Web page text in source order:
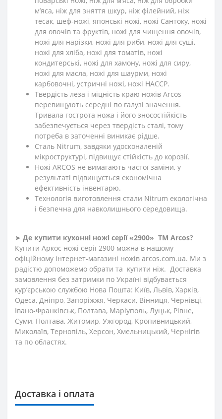
м’яса, ніж для зняття шкур, ніж філейний, ніж
тесак, шеф-ножі, японські ножі, ножі Сантоку, ножі
для овочів та фруктів, ножі для чищення овочів,
ножі для нарізки, ножі для риби, ножі для суші,
ножі для хліба, ножі для томатів, ножі
кондитерські, ножі для хамону, ножі для сиру,
ножі для масла, ножі для шаурми, ножі
карбовочні, устричні ножі, ножі HACCP.
Твердість леза і міцність краю ножів Arcos
перевищують середні по галузі значення.
Тривала гострота ножа і його зносостійкість
забезпечується через твердість сталі, тому
потреба в заточенні виникає рідше.
Сталь Nitrum, завдяки удосконаленій
мікроструктурі, підвищує стійкість до корозії.
Ножі ARCOS не вимагають частої заміни, у
результаті підвищується економічна
ефективність інвентарю.
Технологія виготовлення стали Nitrum екологічна
і безпечна для навколишнього середовища.
➤ Де купити кухонні ножі серії «2900» ТМ Arcos?
Купити Аркос ножі серії 2900 можна в нашому
офіційному інтернет-магазині ножів arcos.com.ua. Ми з
радістю допоможемо обрати та купити ніж. Доставка
замовлення без затримки по Україні відбувається
кур’єрською службою Нова Пошта: Київ, Львів, Харків,
Одеса, Дніпро, Запоріжжя, Черкаси, Вінниця, Чернівці,
Івано-Франківськ, Полтава, Маріуполь, Луцьк, Рівне,
Суми, Полтава, Житомир, Ужгород, Кропивницький,
Миколаїв, Тернопіль, Херсон, Хмельницький, Чернігів
та по областях.
Доставка і оплата